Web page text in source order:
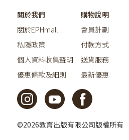
關於我們
關於EPHmall
私隱政策
個人資料收集聲明
優惠條款及細則
購物說明
會員計劃
付款方式
送貨服務
最新優惠
©2026教育出版有限公司版權所有